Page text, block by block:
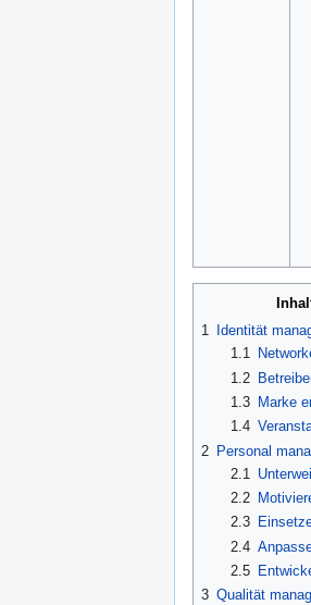
1
Identität
1.1
1.2
1.3
Marke
1.4
2 Personal
2.1
2.2
2.3
2.4
2.5
3 Qualität